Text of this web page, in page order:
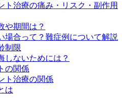
ト治療の痛み・リスク・副作用
や期間は？
場合って？難症例について解説
制限
しないためには？
の関係
ト治療の関係
は